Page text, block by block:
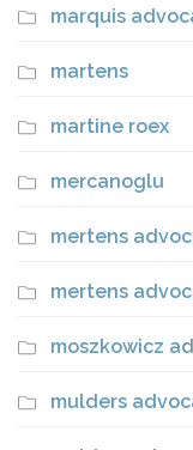
marquis
martens
martine roex
mercanoglu
mertens
mertens
moszkowicz
mulders